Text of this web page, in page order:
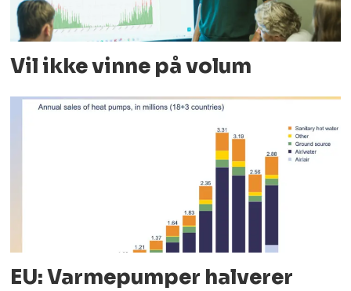
Vil ikke vinne på volum
EU: Varmepumper halverer